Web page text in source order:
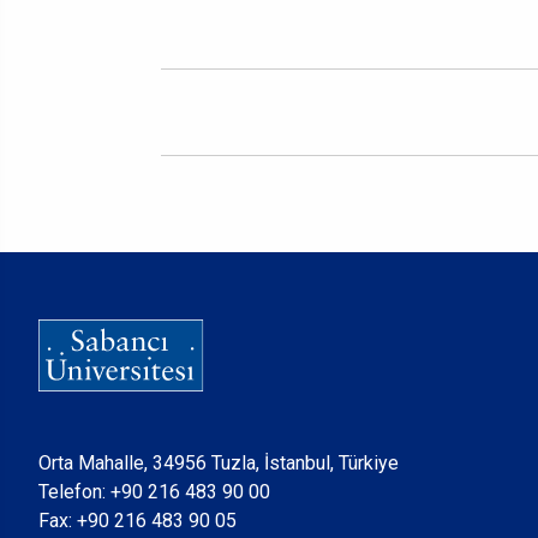
Orta Mahalle, 34956 Tuzla, İstanbul, Türkiye
Telefon: +90 216 483 90 00
Fax: +90 216 483 90 05